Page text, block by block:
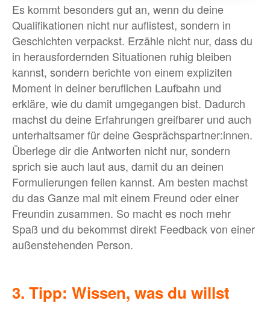
Es kommt besonders gut an, wenn du deine
Qualifikationen nicht nur auflistest, sondern in
Geschichten verpackst. Erzähle nicht nur, dass du
in herausfordernden Situationen ruhig bleiben
kannst, sondern berichte von einem expliziten
Moment in deiner beruflichen Laufbahn und
erkläre, wie du damit umgegangen bist. Dadurch
machst du deine Erfahrungen greifbarer und auch
unterhaltsamer für deine Gesprächspartner:innen.
Überlege dir die Antworten nicht nur, sondern
sprich sie auch laut aus, damit du an deinen
Formulierungen feilen kannst. Am besten machst
du das Ganze mal mit einem Freund oder einer
Freundin zusammen. So macht es noch mehr
Spaß und du bekommst direkt Feedback von einer
außenstehenden Person.
3. Tipp: Wissen, was du willst